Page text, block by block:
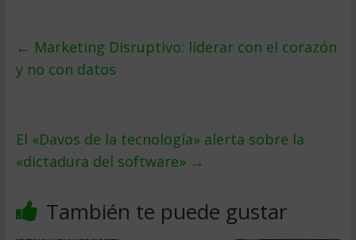
← Marketing Disruptivo: liderar con el corazón
y no con datos
El «Davos de la tecnología» alerta sobre la
«dictadura del software» →
También te puede gustar